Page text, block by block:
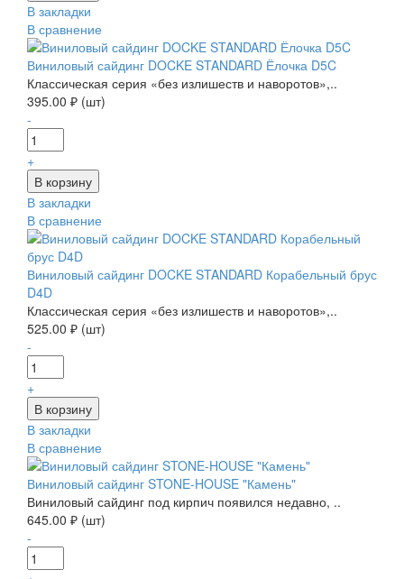
В закладки
В сравнение
Виниловый сайдинг DOCKE STANDARD Ёлочка D5C
Классическая серия «без излишеств и наворотов»,..
395.00 ₽ (шт)
-
+
В закладки
В сравнение
Виниловый сайдинг DOCKE STANDARD Корабельный брус
D4D
Классическая серия «без излишеств и наворотов»,..
525.00 ₽ (шт)
-
+
В закладки
В сравнение
Виниловый сайдинг STONE-HOUSE "Камень"
Виниловый сайдинг под кирпич появился недавно, ..
645.00 ₽ (шт)
-